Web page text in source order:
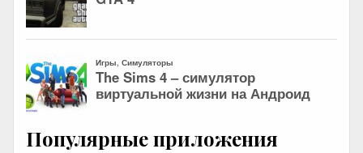
Популярные приложения